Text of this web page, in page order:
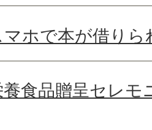
ホで本が借りら
食品贈呈セレモ